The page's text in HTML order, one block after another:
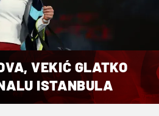
VEKIĆ GLATKO
ISTANBULA